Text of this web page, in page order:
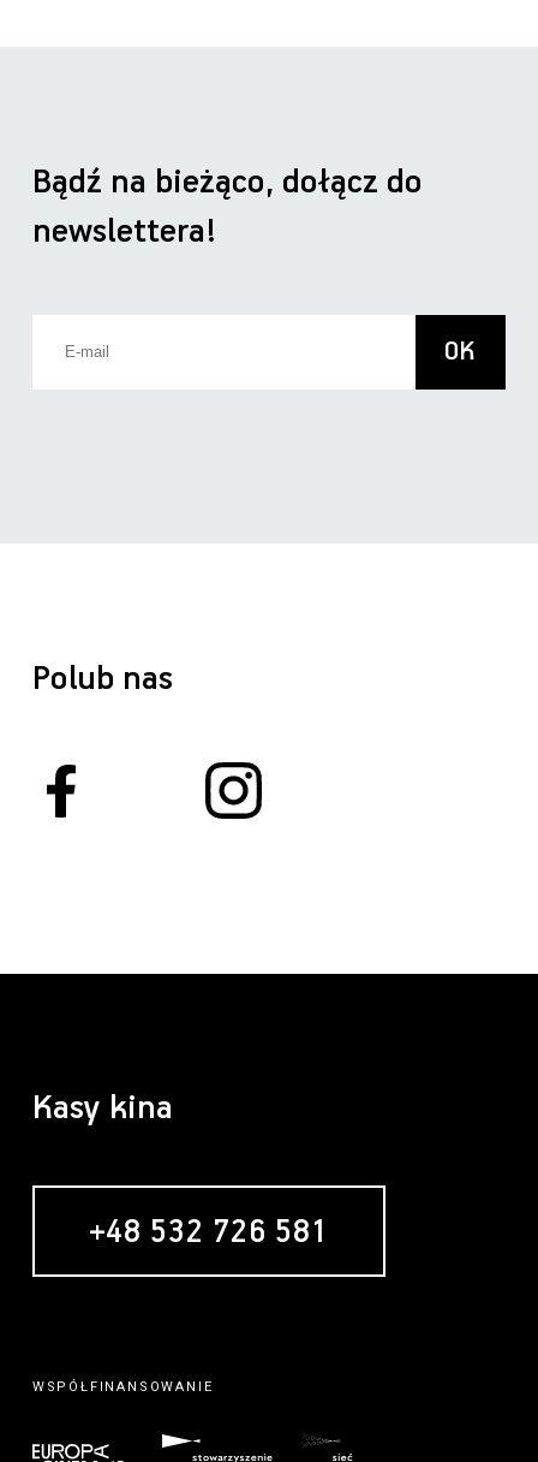
Polub nas
Bądź na bieżąco, dołącz do
newslettera!
Kasy kina
+48 532 726 581
WSPÓŁFINANSOWANIE